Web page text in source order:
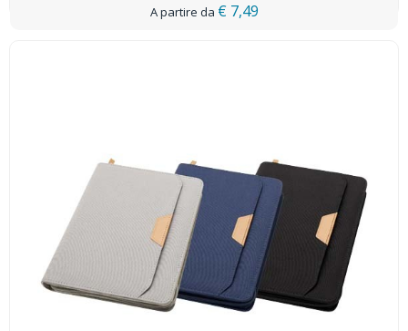
€ 7,49